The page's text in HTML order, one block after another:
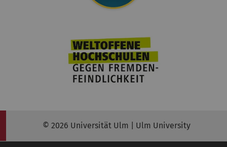
© 2026 Universität Ulm | Ulm University